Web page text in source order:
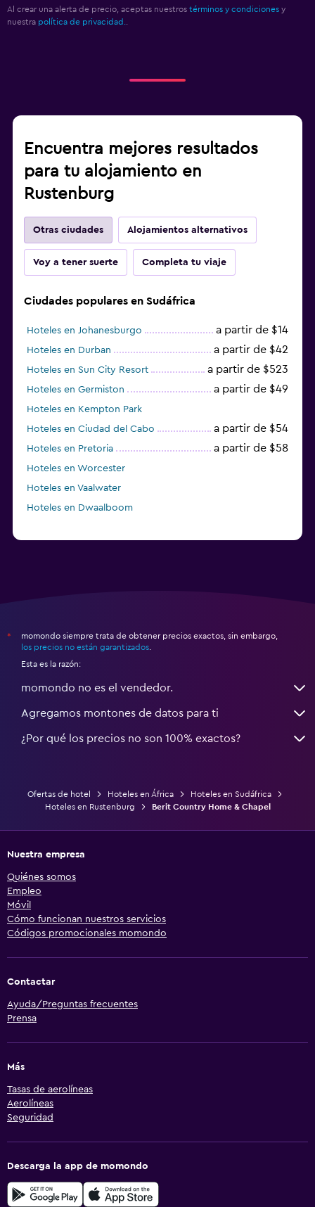
Al crear una alerta de precio, aceptas nuestros términos y condiciones y
nuestra política de privacidad.
Encuentra mejores resultados
para tu alojamiento en
Rustenburg
Otras ciudades Alojamientos alternativos
Voy a tener suerte Completa tu viaje
Ciudades populares en Sudáfrica
Hoteles en Johanesburgo a partir de $14
Hoteles en Durban a partir de $42
Hoteles en Sun City Resort a partir de $523
Hoteles en Germiston a partir de $49
Hoteles en Kempton Park
Hoteles en Ciudad del Cabo
a partir de $54
Hoteles en Pretoria a partir de $58
Hoteles en Worcester
Hoteles en Vaalwater
Hoteles en Dwaalboom
*
momondo siempre trata de obtener precios exactos, sin embargo,
los precios no están garantizados
Esta es la razón:
momondo no es el vendedor.
Agregamos montones de datos para ti
¿Por qué los precios no son 100% exactos?
Ofertas de hotel Hoteles en África
Hoteles en Sudáfrica
Hoteles en Rustenburg
Berit Country Home & Chapel
Nuestra empresa
Quiénes somos
Empleo
Móvil
Cómo funcionan nuestros servicios
Códigos promocionales momondo
Contactar
Ayuda/Preguntas frecuentes
Prensa
Más
Tasas de aerolíneas
Aerolíneas
Seguridad
Descarga la app de momondo